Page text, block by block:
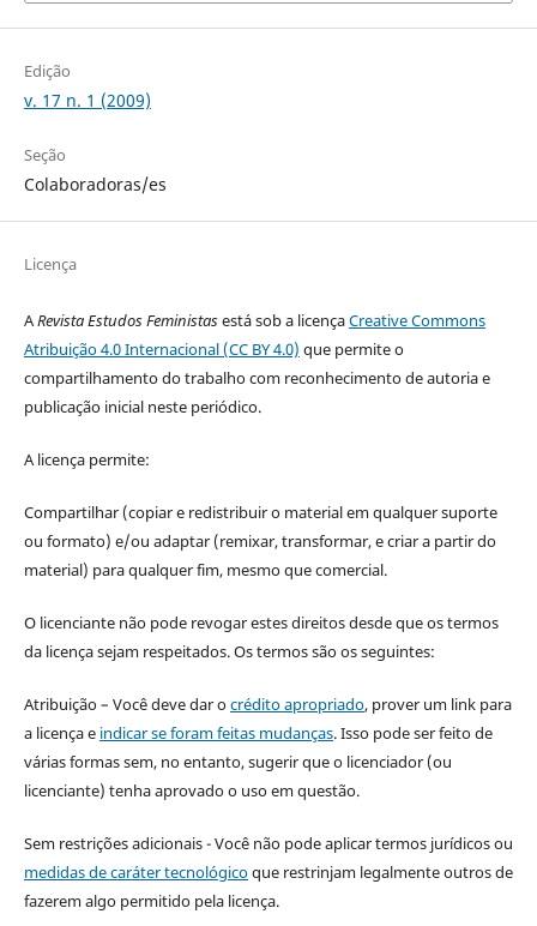
Edição
v. 17 n. 1 (2009)
Seção
Colaboradoras/es
Licença
ARevista Estudos Feministasestá sob a licençaCreative Commons
Atribuição 4.0 Internacional (CC BY 4.0) que permite o
compartilhamento do trabalho com reconhecimento de autoria e
publicação inicial neste periódico.
A licença permite:
Compartilhar (copiar e redistribuir o material em qualquer suporte
ou formato) e/ou adaptar (remixar, transformar, e criar a partir do
material) para qualquer fim, mesmo que comercial.
O licenciante não pode revogar estes direitos desde que os termos
da licença sejam respeitados. Os termos são os seguintes:
Atribuição – Você deve dar ocrédito apropriado, prover um link para
a licença e indicar se foram feitas mudanças. Isso pode ser feito de
várias formas sem, no entanto, sugerir que o licenciador (ou
licenciante) tenha aprovado o uso em questão.
Sem restrições adicionais - Você não pode aplicar termos jurídicos ou
medidas de caráter tecnológicoque restrinjam legalmente outros de
fazerem algo permitido pela licença.